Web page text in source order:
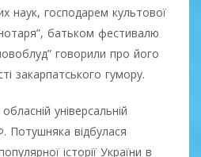
наук, господарем культової
батьком фестивалю
говорили про його
закарпатського гумору.
універсальній
Потушняка відбулася
історії України в